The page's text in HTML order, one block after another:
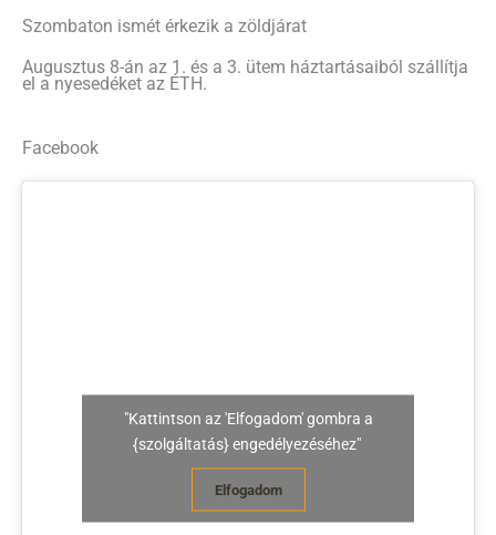
Szombaton ismét érkezik a zöldjárat
Augusztus 8-án az 1. és a 3. ütem háztartásaiból szállítja
el a nyesedéket az ÉTH.
Facebook
"Kattintson az 'Elfogadom' gombra a
{szolgáltatás} engedélyezéséhez"
Elfogadom